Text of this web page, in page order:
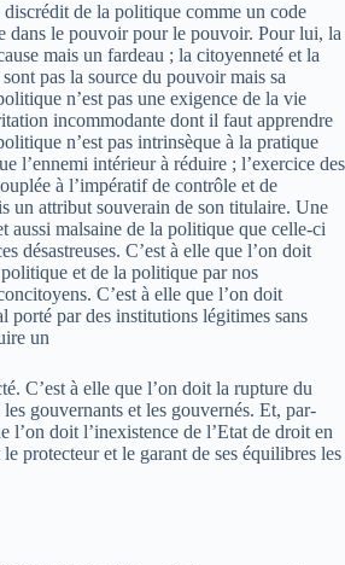
de la politique comme un code
dans le pouvoir pour le pouvoir. Pour lui, la
mais un fardeau ; la citoyenneté et la
pas la source du pouvoir mais sa
n’est pas une exigence de la vie
incommodante dont il faut apprendre
n’est pas intrinsèque à la pratique
l’ennemi intérieur à réduire ; l’exercice des
à l’impératif de contrôle et de
un attribut souverain de son titulaire. Une
aussi malsaine de la politique que celle-­ci
désastreuses. C’est à elle que l’on doit
et de la politique par nos
C’est à elle que l’on doit
porté par des institutions légitimes sans
un
C’est à elle que l’on doit la rupture du
gouvernants et les gouvernés. Et, par­-
l’on doit l’inexistence de l’Etat de droit en
protecteur et le garant de ses équilibres les